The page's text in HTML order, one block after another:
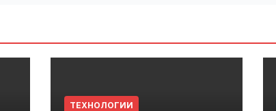
ТЕХНОЛОГИИ